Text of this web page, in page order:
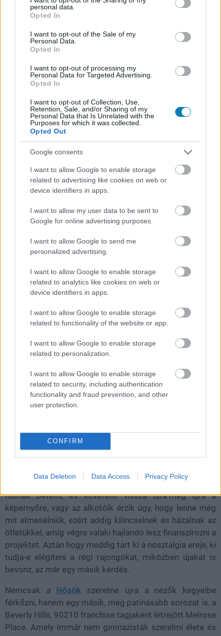
grant or deny consent to Google and its third-party tags to
use your data for below specified purposes in below Google
consent section.
personal data.
Opted In
I want to opt-out of the Sale of my
Personal Data.
Opted In
I want to opt-out of processing my
Personal Data for Targeted Advertising.
Opted In
I want to opt-out of Collection, Use,
Retention, Sale, and/or Sharing of my
Personal Data that Is Unrelated with the
Purposes for which it was collected.
Opted Out
Google consents
I want to allow Google to enable storage
related to advertising like cookies on web or
device identifiers in apps.
I want to allow my user data to be sent to
Google for online advertising purposes.
I want to allow Google to send me
personalized advertising.
I want to allow Google to enable storage
related to analytics like cookies on web or
device identifiers in apps.
I want to allow Google to enable storage
related to functionality of the website or app.
I want to allow Google to enable storage
related to personalization.
I want to allow Google to enable storage
related to security, including authentication
functionality and fraud prevention, and other
user protection.
CONFIRM
Data Deletion Data Access Privacy Policy
Ami nem tetszett
a látvány messze áll a tökéletestől
nagyon hiányoznak belőle az emlékezetes
karakterek
Támad a '90-es évek - az eredeti
színészekkel tér vissza a
Melrose Place
Chavalier|2024 április 11. 13:50
A régi stábból többen is vállalták, hogy
kinőtt sorozat rebootjában.
Unmute
Léteznek sorozatok, amelyekkel vagy a nézők nem
tudnak betelni, és követelik vissza újra-meg újra a
képernyőre, vagy az alkotóik érzik úgy, hogy lenne még
mit elmesélniük, ezért addig kilincselnek és házalnak az
ötletükkel, amíg végre valaki hajlandó lesz finanszírozni a
projektet. Aztán hogy meddig tart ki a nosztalgia ereje, ki
tudja-e elégíteni a régi rajongókat, miközben újakat is
bevonz, az már egy másik kérdés.
Nemcsak a Hősök szeretne újra a nézők kegyeibe
férkőzni, hanem egy másik, még patinásabb sorozat is, a
Beverly Hills, 90210 franchise tagjaként létrejött Melrose
Place. Amely immár nem gimnazisták szerelmi élete és